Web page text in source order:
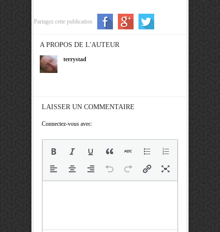
Partagez cette publication
A PROPOS DE L'AUTEUR
terrystad
LAISSER UN COMMENTAIRE
Connectez-vous avec: